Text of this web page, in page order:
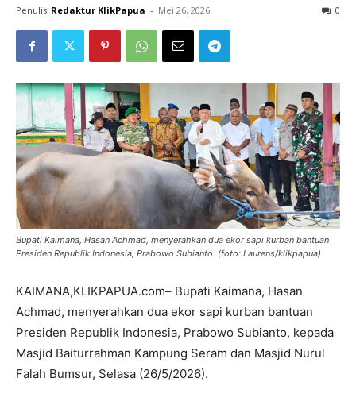
Penulis Redaktur KlikPapua - Mei 26, 2026 0
Bupati Kaimana, Hasan Achmad, menyerahkan dua ekor sapi kurban bantuan
Presiden Republik Indonesia, Prabowo Subianto. (foto: Laurens/klikpapua)
KAIMANA,KLIKPAPUA.com– Bupati Kaimana, Hasan
Achmad, menyerahkan dua ekor sapi kurban bantuan
Presiden Republik Indonesia, Prabowo Subianto, kepada
Masjid Baiturrahman Kampung Seram dan Masjid Nurul
Falah Bumsur, Selasa (26/5/2026).